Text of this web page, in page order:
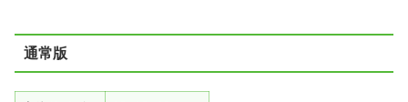
通常版